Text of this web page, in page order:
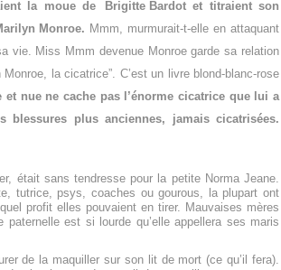
la moue de Brigitte Bardotet titraient son
Monroe. Mmm, murmurait-t-elle en attaquant
vie. Miss Mmm devenue Monroe garde sa relation
Monroe, la cicatrice”. C’est un livre blond-blanc-rose
nue ne cache pas l’énorme cicatrice que lui a
blessures plus anciennes, jamais cicatrisées.
était sans tendresse pour la petite Norma Jeane.
tutrice, psys, coaches ou gourous, la plupart ont
profit elles pouvaient en tirer. Mauvaises mères
est si lourde qu’elle appellera ses maris
de la maquiller sur son lit de mort (ce qu’il fera).